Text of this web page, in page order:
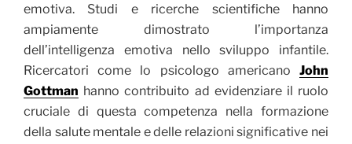
emotiva. Studi e ricerche scientifiche hanno
ampiamente dimostrato l’importanza
dell’intelligenza emotiva nello sviluppo infantile.
Ricercatori come lo psicologo americano John
Gottman hanno contribuito ad evidenziare il ruolo
cruciale di questa competenza nella formazione
della salute mentale e delle relazioni significative nei